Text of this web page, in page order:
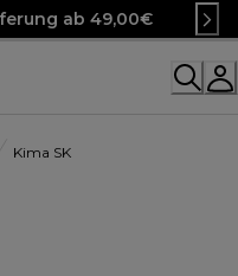
ab 49,00€
Kima SK